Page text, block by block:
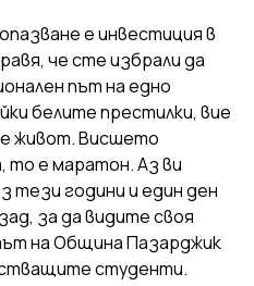
е инвестиция в
че сте избрали да
път на едно
белите престилки, вие
живот. Висшето
то е маратон. Аз ви
тези години и един ден
за да видите своя
на Община Пазарджик
студенти.